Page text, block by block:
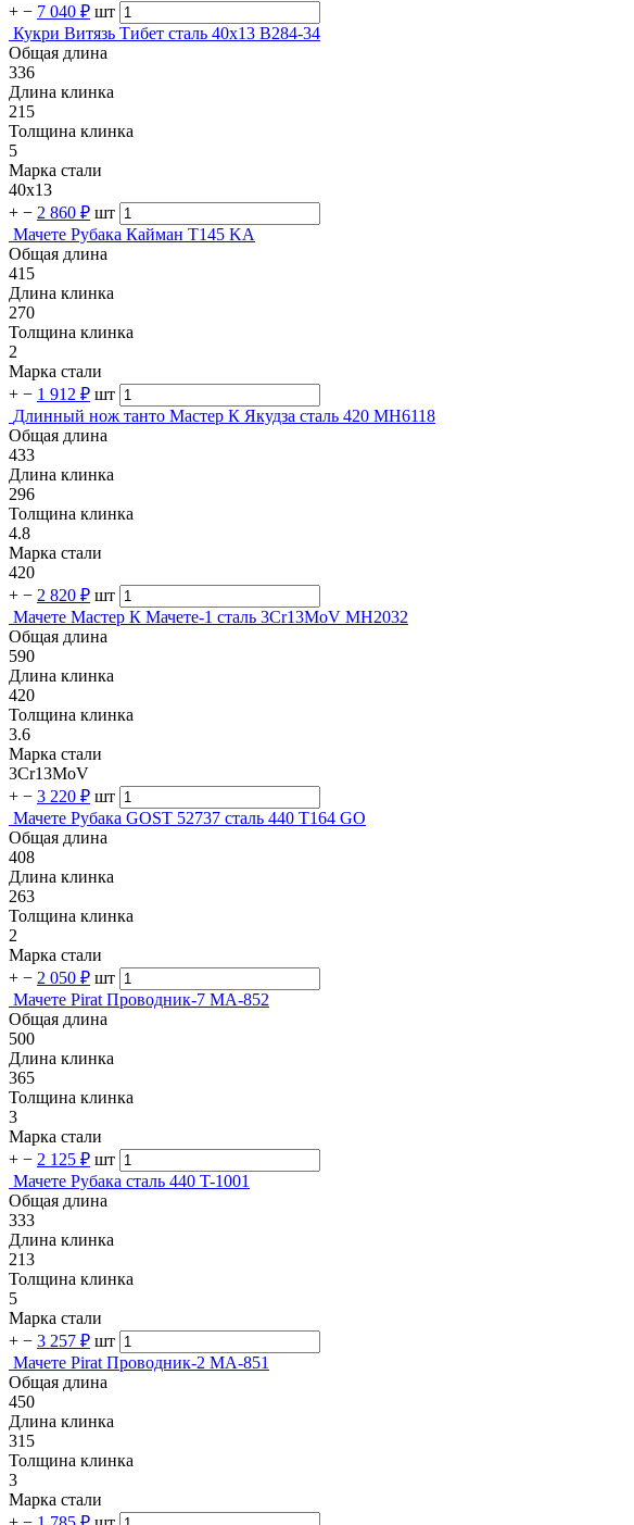
+ − 7 040 ₽ шт
Кукри Витязь Тибет сталь 40х13 B284-34
Общая длина
336
Длина клинка
215
Толщина клинка
5
Марка стали
40х13
+ − 2 860 ₽ шт
Мачете Рубака Кайман T145 KA
Общая длина
415
Длина клинка
270
Толщина клинка
2
Марка стали
+ − 1 912 ₽ шт
Длинный нож танто Мастер К Якудза сталь 420 MH6118
Общая длина
433
Длина клинка
296
Толщина клинка
4.8
Марка стали
420
+ − 2 820 ₽ шт
Мачете Мастер К Мачете-1 сталь 3Cr13MoV MH2032
Общая длина
590
Длина клинка
420
Толщина клинка
3.6
Марка стали
3Cr13MoV
+ − 3 220 ₽ шт
Мачете Рубака GOST 52737 сталь 440 T164 GO
Общая длина
408
Длина клинка
263
Толщина клинка
2
Марка стали
+ − 2 050 ₽ шт
Мачете Pirat Проводник-7 МА-852
Общая длина
500
Длина клинка
365
Толщина клинка
3
Марка стали
+ − 2 125 ₽ шт
Мачете Рубака сталь 440 T-1001
Общая длина
333
Длина клинка
213
Толщина клинка
5
Марка стали
+ − 3 257 ₽ шт
Мачете Pirat Проводник-2 МА-851
Общая длина
450
Длина клинка
315
Толщина клинка
3
Марка стали